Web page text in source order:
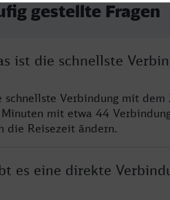
gestellte Fragen
ist die schnellste
schnellste Verbindung mit dem
mit etwa 44
die Reisezeit ändern.
es eine direkte